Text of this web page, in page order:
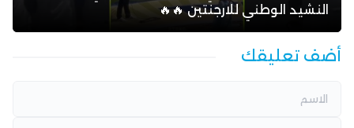
النشيد الوطني للارجنتين 🔥🔥
أضف تعليقك